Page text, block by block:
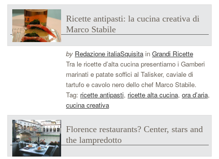
Ricette antipasti: la cucina creativa di
Marco Stabile
by Redazione italiaSquisitain Grandi Ricette
Tra le ricette d’alta cucina presentiamo i Gamberi
marinati e patate soffici al Talisker, caviale di
tartufo e cavolo nero dello chef Marco Stabile.
Tag: ricette antipasti, ricette alta cucina, ora d’aria,
cucina creativa
Florence restaurants? Center, stars and
the lampredotto